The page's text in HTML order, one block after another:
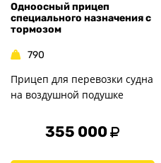
Одноосный прицеп
специального назначения с
тормозом
790
Прицеп для перевозки судна
на воздушной подушке
355 000